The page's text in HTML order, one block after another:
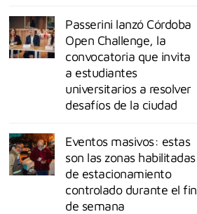
Passerini lanzó Córdoba
Open Challenge, la
convocatoria que invita
a estudiantes
universitarios a resolver
desafíos de la ciudad
Eventos masivos: estas
son las zonas habilitadas
de estacionamiento
controlado durante el fin
de semana